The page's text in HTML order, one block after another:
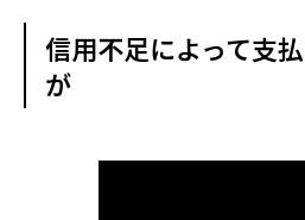
信用不足によって支
が